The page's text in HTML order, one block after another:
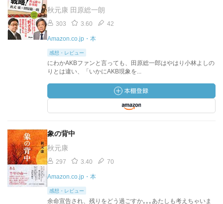
秋元康 田原総一朗
303 3.60 42
Amazon.co.jp・本
感想・レビュー
にわかAKBファンと言っても、田原総一郎はやはり小林よしの
りとは違い、「いかにAKB現象を...
象の背中
秋元康
297 3.40 70
Amazon.co.jp・本
感想・レビュー
余命宣告され、残りをどう過ごすか｡｡｡あたしも考えちゃいま